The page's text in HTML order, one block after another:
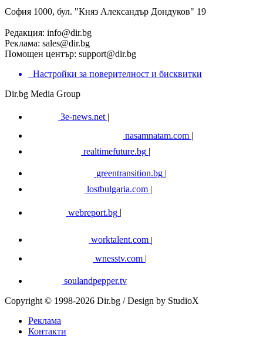
София 1000, бул. "Княз Александър Дондуков" 19
Редакция: info@dir.bg
Реклама: sales@dir.bg
Помощен център: support@dir.bg
Настройки за поверителност и бисквитки
Dir.bg Media Group
3e-news.net |
nasamnatam.com |
realtimefuture.bg |
greentransition.bg |
lostbulgaria.com |
webreport.bg
worktalent.com |
wnesstv.com |
soulandpepper.tv
Copyright © 1998-2026 Dir.bg / Design by StudioX
Реклама
Контакти